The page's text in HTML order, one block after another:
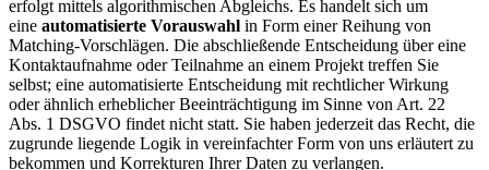
erfolgt mittels algorithmischen Abgleichs. Es handelt sich um
eine automatisierte Vorauswahl in Form einer Reihung von
Matching-Vorschlägen. Die abschließende Entscheidung über eine
Kontaktaufnahme oder Teilnahme an einem Projekt treffen Sie
selbst; eine automatisierte Entscheidung mit rechtlicher Wirkung
oder ähnlich erheblicher Beeinträchtigung im Sinne von Art. 22
Abs. 1 DSGVO findet nicht statt. Sie haben jederzeit das Recht, die
zugrunde liegende Logik in vereinfachter Form von uns erläutert zu
bekommen und Korrekturen Ihrer Daten zu verlangen.